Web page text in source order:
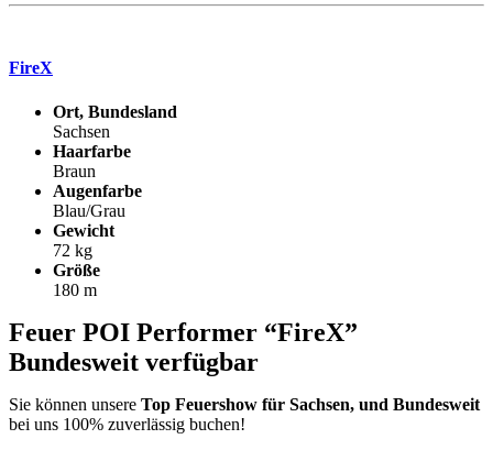
FireX
Ort, Bundesland
Sachsen
Haarfarbe
Braun
Augenfarbe
Blau/Grau
Gewicht
72 kg
Größe
180 m
Feuer POI Performer “FireX”
Bundesweit verfügbar
Sie können unsere Top Feuershow für Sachsen, und Bundesweit
bei uns 100% zuverlässig buchen!